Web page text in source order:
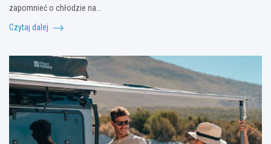
zapomnieć o chłodzie na…
Czytaj dalej